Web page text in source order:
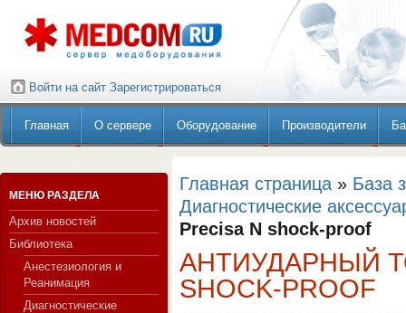
Войти на сайт Зарегистрироваться
Главная О сервере Оборудование Производители
МЕНЮ РАЗДЕЛА
Архив новостей
Библиотека
Анестезиология и
Реанимация
Диагностические
Главная страница » База
Диагностические
Рrecisa N shock-proof
АНТИУДАРНЫЙ
SHOCK-PROOF